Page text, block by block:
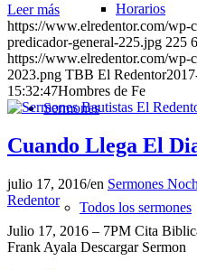
Horarios
Sermones
Todos los sermones
Leer más
https://www.elredentor.com/wp-
predicador-general-225.jpg 225
https://www.elredentor.com/wp-
2023.png TBB El Redentor
15:32:47Hombres de Fe
Cuando Llega El
julio 17, 2016/en Sermones
Redentor
Julio 17, 2016 – 7PM Cita
Frank Ayala Descargar Sermon